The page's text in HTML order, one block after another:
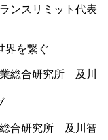
ンスリミット代表
界を繋ぐ
総合研究所 及川智